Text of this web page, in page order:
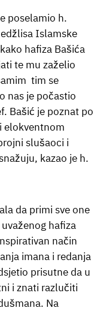
poselamio h.
Islamske
hafiza Bašića
te mu zaželio
tim se
nas je počastio
Bašić je poznat po
elokventnom
slušaoci i
kazao je h.
da primi sve one
hafiza
način
imana i redanja
prisutne da u
i znati razlučiti
Na